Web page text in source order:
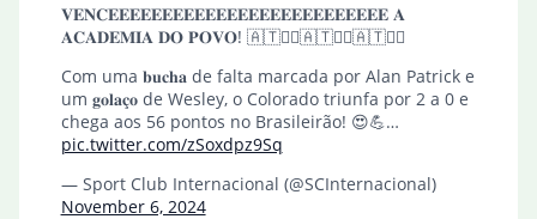
𝐕𝐄𝐍𝐂𝐄𝐄𝐄𝐄𝐄𝐄𝐄𝐄𝐄𝐄𝐄𝐄𝐄𝐄𝐄𝐄𝐄𝐄𝐄𝐄𝐄𝐄𝐄𝐄𝐄𝐄 𝐀
𝐀𝐂𝐀𝐃𝐄𝐌𝐈𝐀 𝐃𝐎 𝐏𝐎𝐕𝐎! 🇦🇹❤‍🔥🇦🇹❤‍🔥🇦🇹❤‍🔥
Com uma 𝐛𝐮𝐜𝐡𝐚 de falta marcada por Alan Patrick e
um 𝐠𝐨𝐥𝐚𝐜̧𝐨 de Wesley, o Colorado triunfa por 2 a 0 e
chega aos 56 pontos no Brasileirão! 😍💪…
pic.twitter.com/zSoxdpz9Sq
— Sport Club Internacional (@SCInternacional)
November 6, 2024